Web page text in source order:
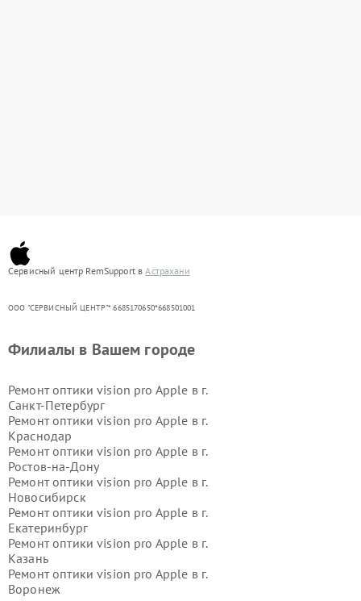
Сервисный центр RemSupport вАстрахани
ООО "СЕРВИСНЫЙ ЦЕНТР"* 6685170650*668501001
Филиалы в Вашем городе
Ремонт оптики vision pro Apple в г.
Санкт-Петербург
Ремонт оптики vision pro Apple в г.
Краснодар
Ремонт оптики vision pro Apple в г.
Ростов-на-Дону
Ремонт оптики vision pro Apple в г.
Новосибирск
Ремонт оптики vision pro Apple в г.
Екатеринбург
Ремонт оптики vision pro Apple в г.
Казань
Ремонт оптики vision pro Apple в г.
Воронеж